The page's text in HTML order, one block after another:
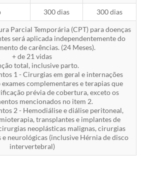
300 dias 300 dias
Parcial Temporária (CPT) para doenças
será aplicada independentemente do
de carências. (24 Meses).
+ de 21 vidas
total, inclusive parto.
1 - Cirurgias em geral e internações
complementares e terapias que
prévia de cobertura, exceto os
mencionados no item 2.
2 - Hemodiálise e diálise peritoneal,
transplantes e implantes de
neoplásticas malignas, cirurgias
e neurológicas (inclusive Hérnia de disco
intervertebral)